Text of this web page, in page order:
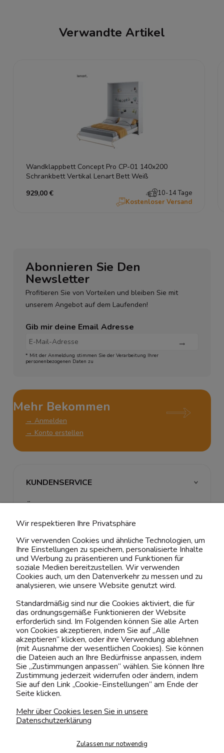
Verwandte Artikel
Wandklappbett Concept Pro CP-01 140x200
Schrankbett Vertikal Lenart Bett Weiß
929,00 €
10-14 Tage
Kostenloser Versand
Abonnieren Sie Den
Newsletter
Profitieren Sie von Vorteilen und bleiben Sie mit
unserem Angebot auf dem Laufenden!
Gib mir deine Email Adresse
* Mit der Anmeldung stimmen Sie der Verarbeitung Ihrer
personenbezogenen Daten zu
Mehr Bekommen
→ Anmelden
→ Konto erstellen
Kontaktiere uns!
0151 12200811
shop@yourhouse24.eu
Mo. - Fr. 07:00-15:00
KUNDENSERVICE
ÜBER UNS & RECHTLICHES
MEIN ACCOUNT
BELIEBTE KATEGORIEN
Wir respektieren Ihre Privatsphäre
Wir verwenden Cookies und ähnliche Technologien, um
Ihre Einstellungen zu speichern, personalisierte Inhalte
und Werbung zu präsentieren und Funktionen für
soziale Medien bereitzustellen. Wir verwenden
Cookies auch, um den Datenverkehr zu messen und zu
analysieren, wie unsere Website genutzt wird.
Standardmäßig sind nur die Cookies aktiviert, die für
das ordnungsgemäße Funktionieren der Website
erforderlich sind. Im Folgenden können Sie alle Arten
von Cookies akzeptieren, indem Sie auf „Alle
akzeptieren“ klicken, oder ihre Verwendung ablehnen
(mit Ausnahme der wesentlichen Cookies). Sie können
die Dateien auch an Ihre Bedürfnisse anpassen, indem
Sie „Zustimmungen anpassen“ wählen. Sie können Ihre
Zustimmung jederzeit widerrufen oder ändern, indem
Sie auf den Link „Cookie-Einstellungen“ am Ende der
Seite klicken.
Mehr über Cookies lesen Sie in unsere
Datenschutzerklärung
Zulassen nur notwendig